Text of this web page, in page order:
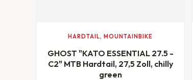
HARDTAIL, MOUNTAINBIKE
GHOST "KATO ESSENTIAL 27.5 -
C2" MTB Hardtail, 27,5 Zoll, chilly
green